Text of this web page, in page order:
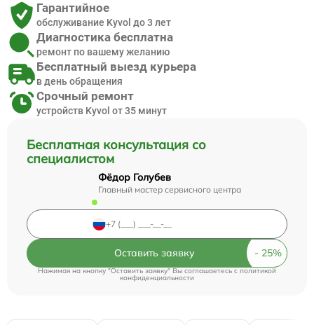
Бесплатная консультация со
специалистом
Фёдор Голубев
Главный мастер сервисного центра
Оставить заявку
Нажимая на кнопку "Оставить заявку" Вы соглашаетесь cполитикой
конфиденциальности
Гарантийное
обслуживание Kyvol до 3 лет
Диагностика бесплатна
ремонт по вашему желанию
Бесплатный выезд курьера
в день обращения
Срочный ремонт
устройств Kyvol от 35 минут